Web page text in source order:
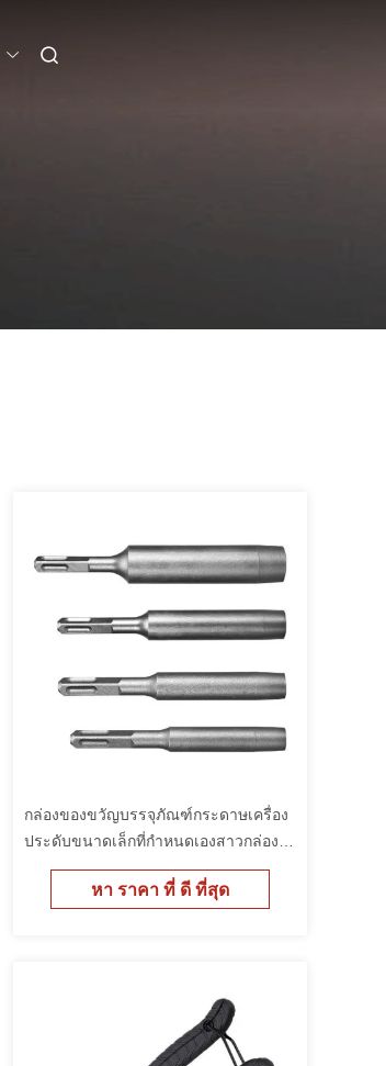
กล่องของขวัญบรรจุภัณฑ์กระดาษเครื่อง
ประดับขนาดเล็กที่กำหนดเองสาวกล่อง
บรรจุราคาถูก
หา ราคา ที่ ดี ที่สุด